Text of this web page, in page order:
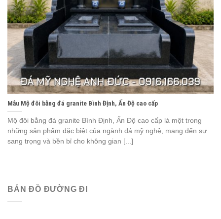
Mẫu Mộ đôi bằng đá granite Bình Định, Ấn Độ cao cấp
Mộ đôi bằng đá granite Bình Định, Ấn Độ cao cấp là một trong
những sản phẩm đặc biệt của ngành đá mỹ nghệ, mang đến sự
sang trọng và bền bỉ cho không gian [...]
BẢN ĐỒ ĐƯỜNG ĐI